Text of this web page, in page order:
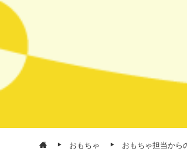
おもちゃ おもちゃ担当から